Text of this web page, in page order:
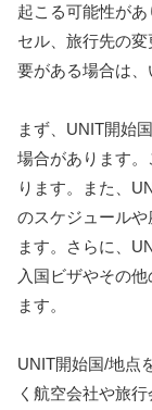
起こる可能性が
セル、旅行先の
要がある場合は、
まず、UNIT開始
場合があります
ります。また、
のスケジュール
ます。さらに、
入国ビザやその
ます。
UNIT開始国/地点
く航空会社や旅